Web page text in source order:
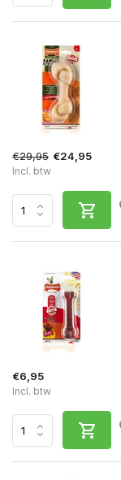
€6,95
Incl. btw
€29,95 €24,95
Incl. btw